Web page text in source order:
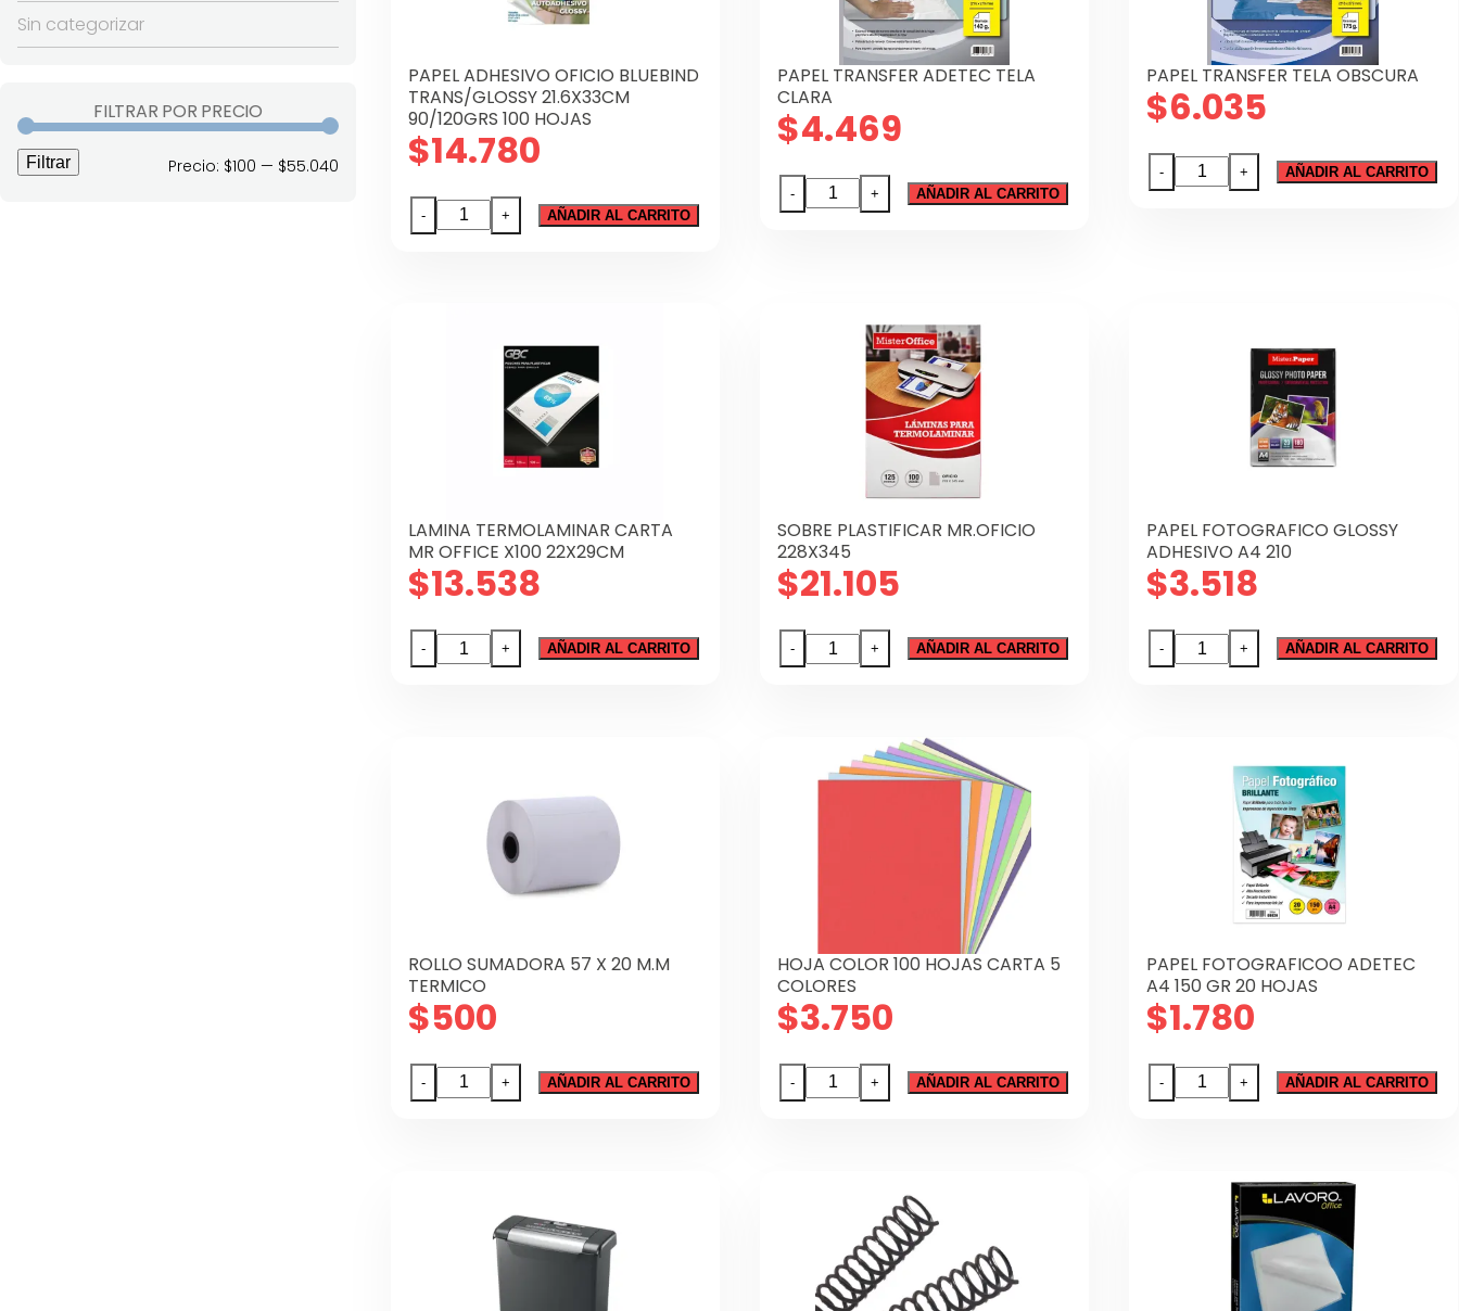
Sin categorizar
FILTRAR POR PRECIO
Filtrar Precio: $100 — $55.040
PAPEL ADHESIVO OFICIO BLUEBIND
TRANS/GLOSSY 21.6X33CM
90/120GRS 100 HOJAS
$14.780
-
PAPEL
ADHESIVO
21.6X33CM
90/120GRS
cantidad
+ AÑADIR AL CARRITO
PAPEL TRANSFER ADETEC TELA
CLARA
$4.469
-
PAPEL
TRANSFER
cantidad
+ AÑADIR AL CARRITO
PAPEL TRANSFER TELA OBSCURA
$6.035
-
PAPEL
TRANSFER
+ AÑADIR AL CARRITO
LAMINA TERMOLAMINAR CARTA
MR OFFICE X100 22X29CM
$13.538
-
LAMINA
TERMOLAMINAR
22X29CM
cantidad
+ AÑADIR AL CARRITO
SOBRE PLASTIFICAR MR.OFICIO
228X345
$21.105
-
SOBRE
PLASTIFICAR
cantidad
+ AÑADIR AL CARRITO
PAPEL FOTOGRAFICO GLOSSY
ADHESIVO A4 210
$3.518
-
PAPEL
FOTOGRAFICO
cantidad
+ AÑADIR AL CARRITO
ROLLO SUMADORA 57 X 20 M.M
TERMICO
$500
-
ROLLO
SUMADORA
TERMICO
cantidad
+ AÑADIR AL CARRITO
HOJA COLOR 100 HOJAS CARTA 5
COLORES
$3.750
-
HOJA
COLOR
COLORES
cantidad
+ AÑADIR AL CARRITO
PAPEL FOTOGRAFICOO ADETEC
A4 150 GR 20 HOJAS
$1.780
-
PAPEL
FOTOGRAFICOO
cantidad
+ AÑADIR AL CARRITO